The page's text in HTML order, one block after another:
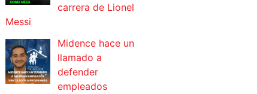
carrera de Lionel
Messi
Midence hace un
llamado a
defender
empleados